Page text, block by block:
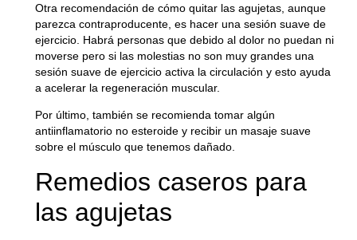
Otra recomendación de cómo quitar las agujetas, aunque
parezca contraproducente, es hacer una sesión suave de
ejercicio. Habrá personas que debido al dolor no puedan ni
moverse pero si las molestias no son muy grandes una
sesión suave de ejercicio activa la circulación y esto ayuda
a acelerar la regeneración muscular.
Por último, también se recomienda tomar algún
antiinflamatorio no esteroide y recibir un masaje suave
sobre el músculo que tenemos dañado.
Remedios caseros para
las agujetas